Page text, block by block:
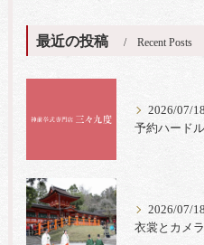
最近の投稿 Recent Posts
2026/07/18
予約ハード
2026/07/18
衣裳とカメ